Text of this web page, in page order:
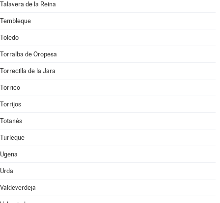
Talavera de la Reina
Tembleque
Toledo
Torralba de Oropesa
Torrecilla de la Jara
Torrico
Torrijos
Totanés
Turleque
Ugena
Urda
Valdeverdeja